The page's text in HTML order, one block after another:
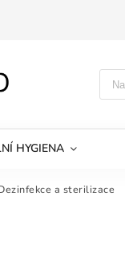
HYGIENA
a sterilizace